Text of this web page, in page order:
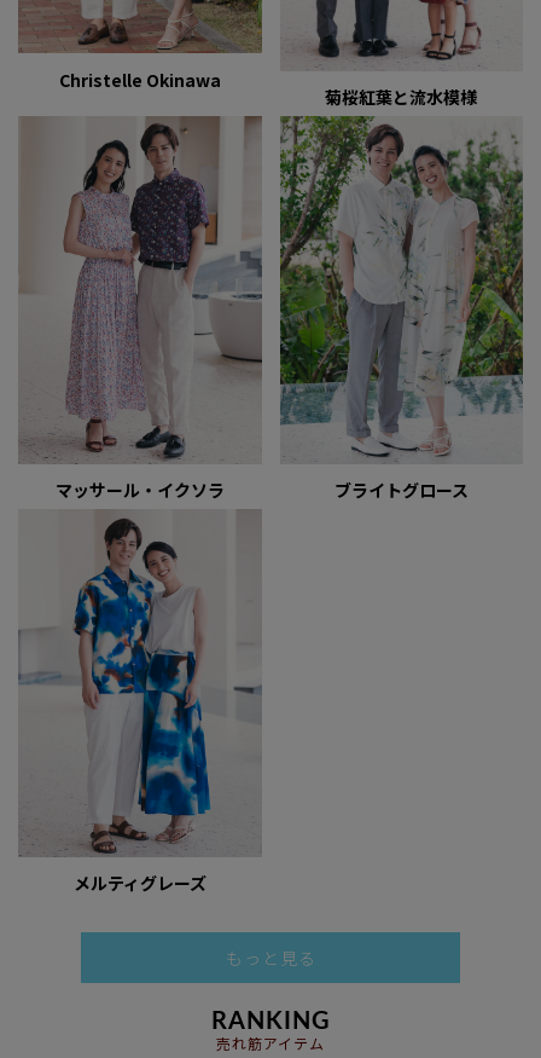
Christelle Okinawa
菊桜紅葉と流水模様
マッサール・イクソラ ブライトグロース
メルティグレーズ
もっと見る
RANKING
売れ筋アイテム